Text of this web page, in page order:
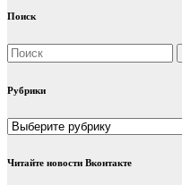
Поиск
Рубрики
Рубрики
Читайте новости Вконтакте